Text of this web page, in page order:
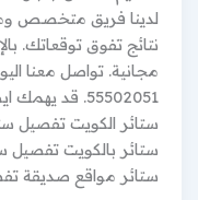
لدينا فريق متخصص
نتائج تفوق توقعاتك.
مجانية. تواصل معنا
55502051. قد
ستائر الكويت تفصيل
ستائر بالكويت تفصيل
ستائر مواقع صديقة